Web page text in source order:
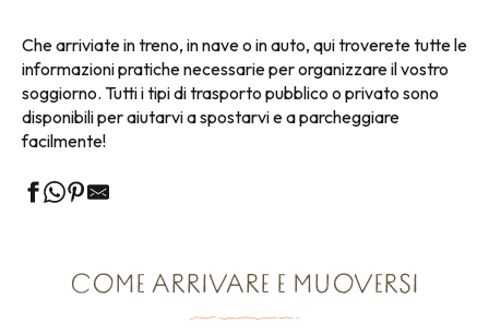
Che arriviate in treno, in nave o in auto, qui troverete tutte le
informazioni pratiche necessarie per organizzare il vostro
soggiorno. Tutti i tipi di trasporto pubblico o privato sono
disponibili per aiutarvi a spostarvi e a parcheggiare
facilmente!
COME ARRIVARE E MUOVERSI